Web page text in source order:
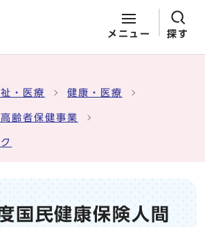
メニュー 探す
・医療 健康・医療
齢者保健事業
国民健康保険人間